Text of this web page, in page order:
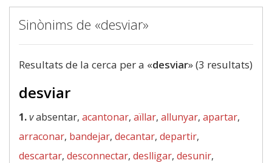
Sinònims de «desviar»
Resultats de la cerca per a «desviar» (3 resultats)
desviar
1.vabsentar, acantonar, aïllar, allunyar, apartar,
arraconar, bandejar, decantar, departir,
descartar, desconnectar, deslligar, desunir,